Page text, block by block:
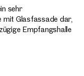
sehr
Glasfassade dar,
Empfangshalle
verfügen
Callback Service
I have read and agree to